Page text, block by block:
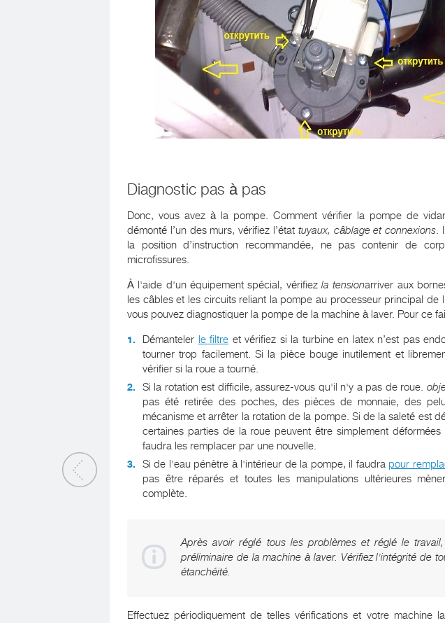
Diagnostic pas à pas
Donc, vous avez à la pompe. Comment vérifier la pompe de
démonté l’un des murs, vérifiez l’état tuyaux, câblage et connexions.
la position d’instruction recommandée, ne pas contenir de
microfissures.
À l'aide d'un équipement spécial, vérifiez la tensionarriver aux
les câbles et les circuits reliant la pompe au processeur principal de
vous pouvez diagnostiquer la pompe de la machine à laver. Pour ce
Démanteler le filtre et vérifiez si la turbine en latex n’est pas
tourner trop facilement. Si la pièce bouge inutilement et
vérifier si la roue a tourné.
Si la rotation est difficile, assurez-vous qu'il n'y a pas de roue.
pas été retirée des poches, des pièces de monnaie, des
mécanisme et arrêter la rotation de la pompe. Si de la saleté est
certaines parties de la roue peuvent être simplement
faudra les remplacer par une nouvelle.
Si de l'eau pénètre à l'intérieur de la pompe, il faudra pour
pas être réparés et toutes les manipulations ultérieures
complète.
Après avoir réglé tous les problèmes et réglé le
préliminaire de la machine à laver. Vérifiez l'intégrité de
étanchéité.
Effectuez périodiquement de telles vérifications et votre machine